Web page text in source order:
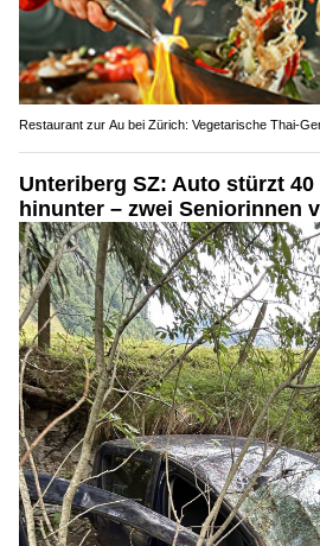
Restaurant zur Au bei Zürich: Vegetarische Thai-
Unteriberg SZ: Auto stürzt 40
hinunter – zwei Seniorinnen